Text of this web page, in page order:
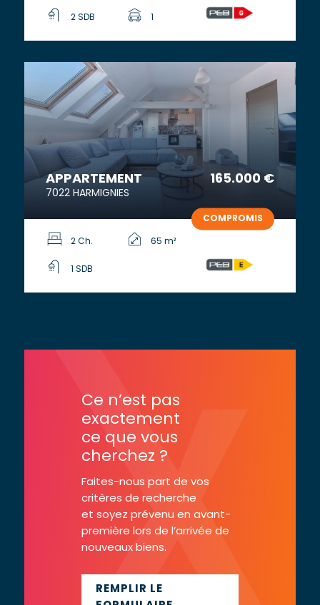
2 SDB
APPARTEMENT 165.000 €
7022 HARMIGNIES
COMPROMIS
2 Ch. 65 m²
1 SDB
Ce n’est pas
exactement
ce que vous
cherchez ?
Faites-nous part de vos
critères de recherche
et soyez prévenu en avant-
première lors de l’arrivée de
nouveaux biens.
REMPLIR LE